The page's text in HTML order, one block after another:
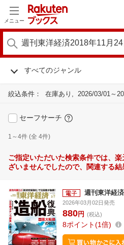
メニュー
すべてのジャンル
絞込条件： 在庫あり 2026/03/01～
セーフサーチ
1～4件 (全 4件)
ご指定いただいた検索条件では、
ざいませんでしたので、関連する結
週刊東洋経
2026年03月02日発売
880円 (税込)
8ポイント 1倍